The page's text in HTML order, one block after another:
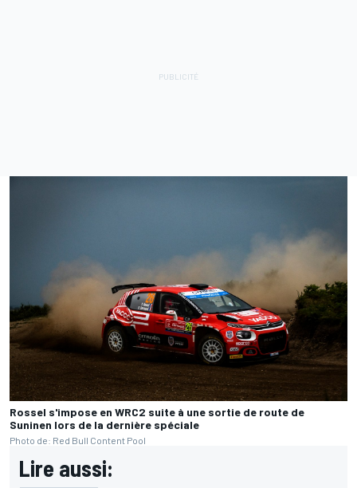
Rossel s'impose en WRC2 suite à une sortie de route de
Suninen lors de la dernière spéciale
Photo de: Red Bull Content Pool
Lire aussi: